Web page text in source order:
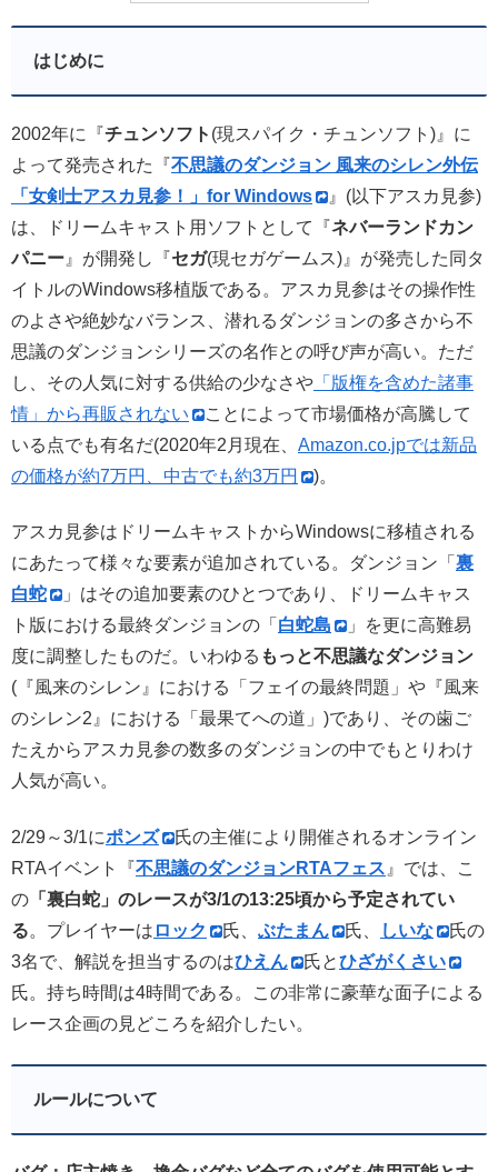
はじめに
2002年に『チュンソフト (現スパイク・チュンソフト)』に
よって発売された『不思議のダンジョン 風来のシレン外伝
「女剣士アスカ見参！」for Windows
』(以下アスカ見参)
は、ドリームキャスト用ソフトとして『ネバーランドカン
パニー 』が開発し『セガ(現セガゲームス)』が発売した同タ
イトルのWindows移植版である。アスカ見参はその操作性
のよさや絶妙なバランス、潜れるダンジョンの多さから不
思議のダンジョンシリーズの名作との呼び声が高い。ただ
し、その人気に対する供給の少なさや 「版権を含めた諸事
情」から再販されない
ことによって市場価格が高騰して
いる点でも有名だ(2020年2月現在、 Amazon.co.jpでは新品
の価格が約7万円、中古でも約3万円
)。
アスカ見参はドリームキャストからWindowsに移植される
にあたって様々な要素が追加されている。ダンジョン「 裏
白蛇
」はその追加要素のひとつであり、ドリームキャス
ト版における最終ダンジョンの「 白蛇島
」を更に高難易
度に調整したものだ。いわゆる もっと不思議なダンジョン
(『風来のシレン』における「フェイの最終問題」や『風来
のシレン2』における「最果てへの道」)であり、その歯ご
たえからアスカ見参の数多のダンジョンの中でもとりわけ
人気が高い。
2/29～3/1にポンズ
氏の主催により開催されるオンライン
RTAイベント『不思議のダンジョンRTAフェス 』では、こ
の 「裏白蛇」のレースが3/1の13:25頃から予定されてい
る。プレイヤーは ロック 氏、 ぶたまん 氏、 しいな
氏の
3名で、解説を担当するのはひえん 氏とひざがくさい
氏。持ち時間は4時間である。この非常に豪華な面子による
レース企画の見どころを紹介したい。
ルールについて